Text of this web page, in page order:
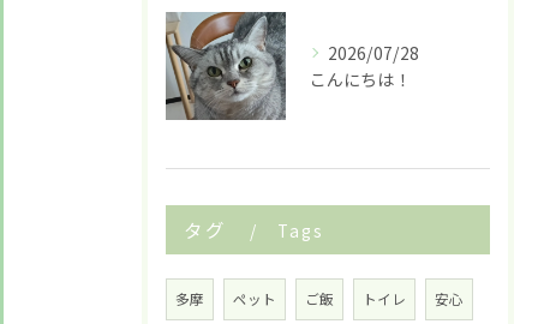
2026/07/28
こんにちは！
タグ Tags
多摩 ペット ご飯 トイレ 安心